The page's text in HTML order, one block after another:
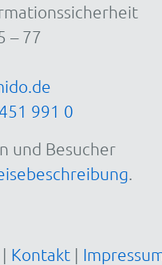
– 77
991 0
und Besucher
Kontakt |